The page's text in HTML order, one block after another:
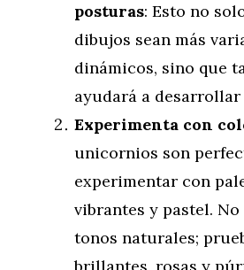
posturas: Esto no
dibujos sean más
dinámicos, sino que
ayudará a
Experimenta con
unicornios son
experimentar con
vibrantes y pastel.
tonos naturales;